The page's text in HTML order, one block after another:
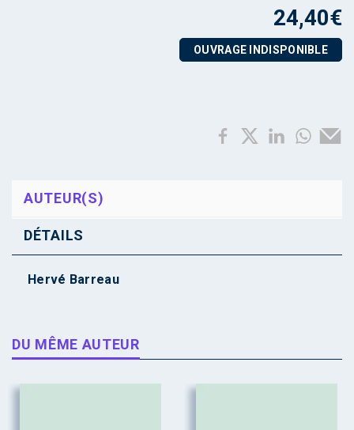
24,40€
OUVRAGE INDISPONIBLE
AUTEUR(S)
DÉTAILS
Hervé Barreau
DU MÊME AUTEUR